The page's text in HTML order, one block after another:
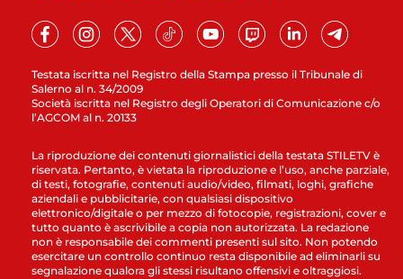
Testata iscritta nel Registro della Stampa presso il Tribunale di
Salerno al n. 34/2009
Società iscritta nel Registro degli Operatori di Comunicazione c/o
l’AGCOM al n. 20133
La riproduzione dei contenuti giornalistici della testata STILETV è
riservata. Pertanto, è vietata la riproduzione e l’uso, anche parziale,
di testi, fotografie, contenuti audio/video, filmati, loghi, grafiche
aziendali e pubblicitarie, con qualsiasi dispositivo
elettronico/digitale o per mezzo di fotocopie, registrazioni, cover e
tutto quanto è ascrivibile a copia non autorizzata. La redazione
non è responsabile dei commenti presenti sul sito. Non potendo
esercitare un controllo continuo resta disponibile ad eliminarli su
segnalazione qualora gli stessi risultano offensivi e oltraggiosi.